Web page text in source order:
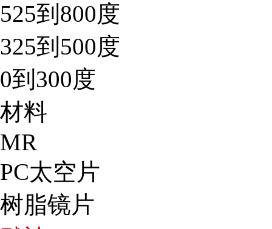
525到800度
325到500度
0到300度
材料
MR
PC太空片
树脂镜片